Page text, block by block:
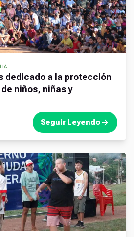
dedicado a la protección
niños, niñas y
Seguir Leyendo